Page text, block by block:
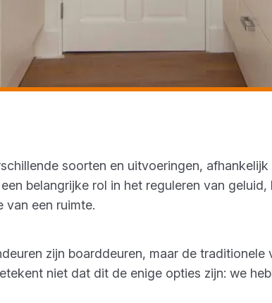
soorten en uitvoeringen,
belangrijke rol in het reguleren van
van een ruimte.
zijn boarddeuren, maar de
niet dat dit de enige opties zijn: we